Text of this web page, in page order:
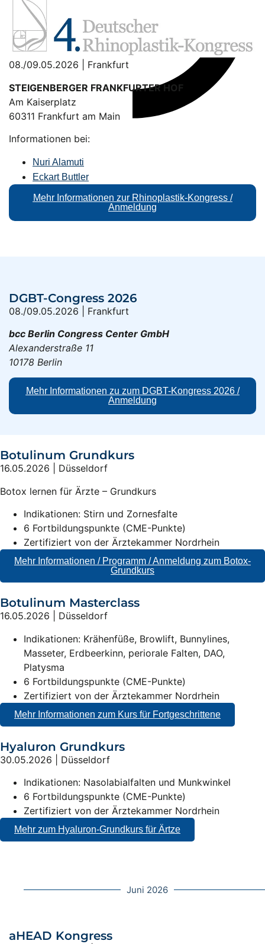
08./09.05.2026 | Frankfurt
STEIGENBERGER FRANKFURTER HOF
Am Kaiserplatz
60311 Frankfurt am Main
Informationen bei:
Nuri Alamuti
Eckart Buttler
Mehr Informationen zur Rhinoplastik-Kongress /
Anmeldung
DGBT-Congress 2026
08./09.05.2026 | Frankfurt
bcc Berlin Congress Center GmbH
Alexanderstraße 11
10178 Berlin
Mehr Informationen zu zum DGBT-Kongress 2026 /
Anmeldung
Botulinum Grundkurs
16.05.2026 | Düsseldorf
Botox lernen für Ärzte – Grundkurs
Indikationen: Stirn und Zornesfalte
6 Fortbildungspunkte (CME-Punkte)
Zertifiziert von der Ärztekammer Nordrhein
Mehr Informationen / Programm / Anmeldung zum Botox-
Grundkurs
Botulinum Masterclass
16.05.2026 | Düsseldorf
Indikationen: Krähenfüße, Browlift, Bunnylines,
Masseter, Erdbeerkinn, periorale Falten, DAO,
Platysma
6 Fortbildungspunkte (CME-Punkte)
Zertifiziert von der Ärztekammer Nordrhein
Mehr Informationen zum Kurs für Fortgeschrittene
Hyaluron Grundkurs
30.05.2026 | Düsseldorf
Indikationen: Nasolabialfalten und Munkwinkel
6 Fortbildungspunkte (CME-Punkte)
Zertifiziert von der Ärztekammer Nordrhein
Mehr zum Hyaluron-Grundkurs für Ärtze
Juni 2026
aHEAD Kongress